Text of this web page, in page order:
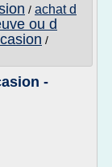
/ achat d
ou d
/
-